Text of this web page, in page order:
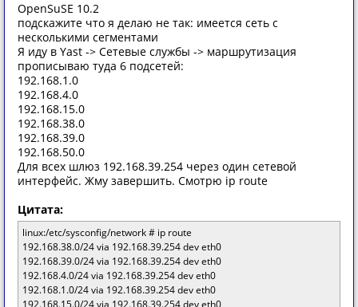
OpenSuSE 10.2
подскажите что я делаю не так: имеется сеть с
несколькими сегментами
Я иду в Yast -> Сетевые службы -> маршрутизация
прописываю туда 6 подсетей:
192.168.1.0
192.168.4.0
192.168.15.0
192.168.38.0
192.168.39.0
192.168.50.0
Для всех шлюз 192.168.39.254 через один сетевой
интерфейс. Жму завершить. Смотрю ip route
Цитата:
linux:/etc/sysconfig/network # ip route
192.168.38.0/24 via 192.168.39.254 dev eth0
192.168.39.0/24 via 192.168.39.254 dev eth0
192.168.4.0/24 via 192.168.39.254 dev eth0
192.168.1.0/24 via 192.168.39.254 dev eth0
192.168.15.0/24 via 192.168.39.254 dev eth0